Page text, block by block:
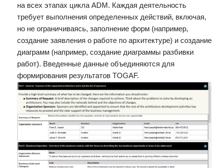
на всех этапах цикла ADM. Каждая деятельность
требует выполнения определенных действий, включая,
но не ограничиваясь, заполнение форм (например,
создание заявления о работе по архитектуре) и создание
диаграмм (например, создание диаграммы разбивки
работ). Введенные данные объединяются для
формирования результатов TOGAF.